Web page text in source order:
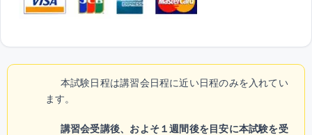
本試験日程は講習会日程に近い日程のみを入れてい
ます。
講習会受講後、およそ１週間後を目安に本試験を受